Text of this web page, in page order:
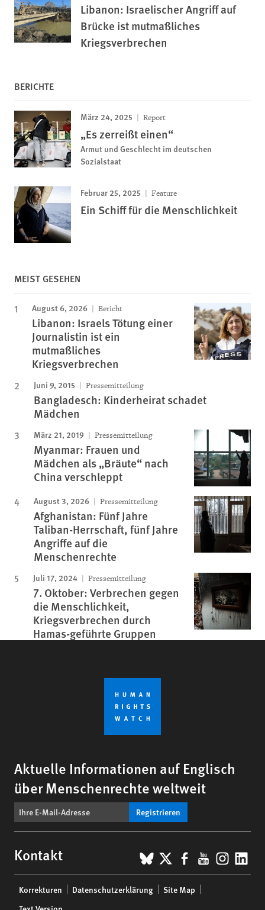
Libanon: Israelischer Angriff auf
Brücke ist mutmaßliches
Kriegsverbrechen
BERICHTE
März 24, 2025 Report
„Es zerreißt einen“
Armut und Geschlecht im deutschen
Sozialstaat
Februar 25, 2025 Feature
Ein Schiff für die Menschlichkeit
MEIST GESEHEN
August 6, 2026 Bericht
Libanon: Israels Tötung einer
Journalistin ist ein
mutmaßliches
Kriegsverbrechen
Juni 9, 2015 Pressemitteilung
Bangladesch: Kinderheirat schadet
Mädchen
März 21, 2019 Pressemitteilung
Myanmar: Frauen und
Mädchen als „Bräute“ nach
China verschleppt
August 3, 2026 Pressemitteilung
Afghanistan: Fünf Jahre
Taliban-Herrschaft, fünf Jahre
Angriffe auf die
Menschenrechte
Juli 17, 2024 Pressemitteilung
7. Oktober: Verbrechen gegen
die Menschlichkeit,
Kriegsverbrechen durch
Hamas-geführte Gruppen
Aktuelle Informationen auf Englisch
über Menschenrechte weltweit
Registrieren
Kontakt BlueSky
X Facebook
YouTube
menu
Korrekturen Datenschutzerklärung
Site Map